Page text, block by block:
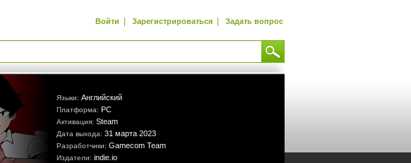
Войти | Зарегистрироваться | Задать вопрос
Языки: Английский
Платформа: PC
Активация: Steam
Дата выхода: 31 марта 2023
Разработчики: Gamecom Team
Издатели: indie.io